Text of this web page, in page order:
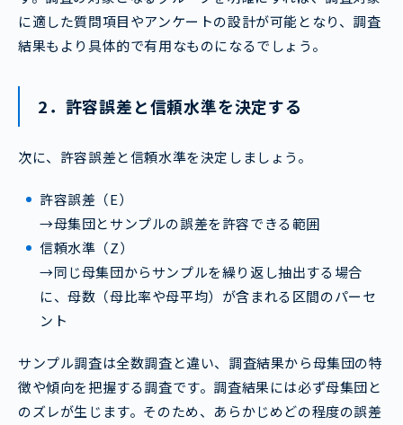
に適した質問項目やアンケートの設計が可能となり、調査
結果もより具体的で有用なものになるでしょう。
2．許容誤差と信頼水準を決定する
次に、許容誤差と信頼水準を決定しましょう。
許容誤差（E）
→母集団とサンプルの誤差を許容できる範囲
信頼水準（Z）
→同じ母集団からサンプルを繰り返し抽出する場合
に、母数（母比率や母平均）が含まれる区間のパーセ
ント
サンプル調査は全数調査と違い、調査結果から母集団の特
徴や傾向を把握する調査です。調査結果には必ず母集団と
のズレが生じます。そのため、あらかじめどの程度の誤差